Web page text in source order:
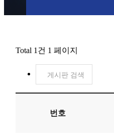
Total 1건 1 페이지
게시판 검색
번호